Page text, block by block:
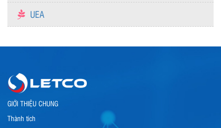
UEA
GIỚI THIỆU CHUNG
Thành tích